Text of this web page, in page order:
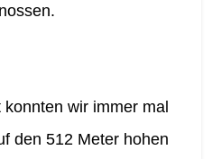
wir immer mal
den 512 Meter hohen